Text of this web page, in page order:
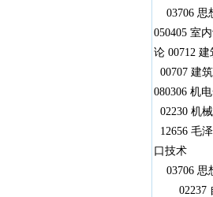
03706 思
050405 室
论 00712
00707 建
080306 机
02230 机
12656 毛
口技术
03706 思
02237 自